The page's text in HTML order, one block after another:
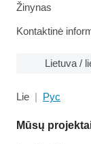
Žinynas
Kontaktinė
Lietuva /
Lie Рус
Mūsų